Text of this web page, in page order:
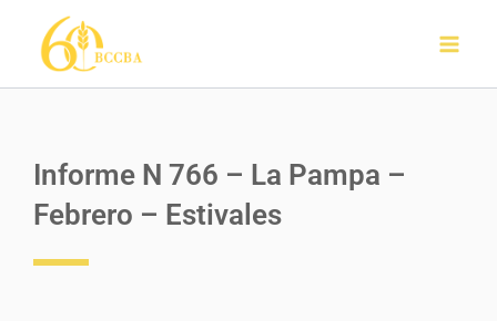
contenido
Informe N 766 – La Pampa –
Febrero – Estivales